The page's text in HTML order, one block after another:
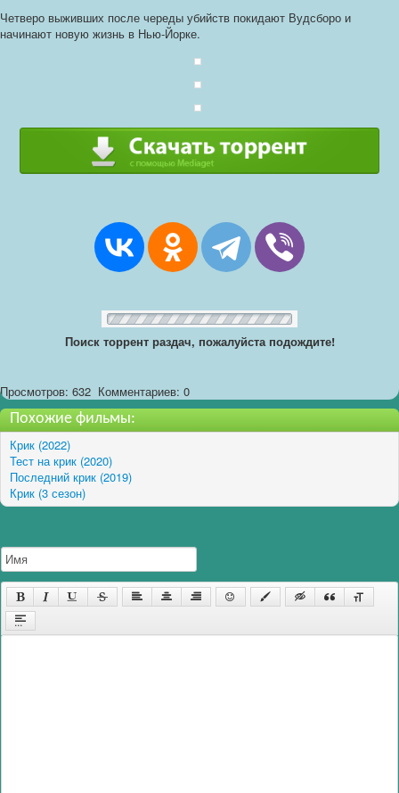
Четверо выживших после череды убийств покидают Вудсборо и
начинают новую жизнь в Нью-Йорке.
Поиск торрент раздач, пожалуйста подождите!
Просмотров: 632 Комментариев: 0
Похожие фильмы:
Крик (2022)
Тест на крик (2020)
Последний крик (2019)
Крик (3 сезон)